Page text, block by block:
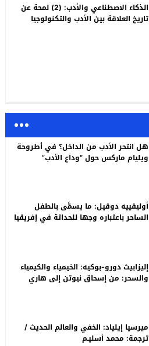
الذكاء الاصطناعي والأدب: (2) لمحة عن
تاريخ العلاقة بين الأدب والتكنولوجيا
هل انتحر الأدب من الداخل؟ في أطروحة
ويليام ماركس حول “وداع الأدب”
أوليڤييه دوڤيل: ما يسمَّى بالطفل
الساحر باعتباره وجها للحداثة في إفريقيا
إليزابيث دورو-بوكيه: الخيمياء والكيمياء
والسحر: من إسحاق نيوتن إلى هاري
ميرسيا إيلياد: الخفي والعالم الحديث /
ترجمة: محمد أسليـم